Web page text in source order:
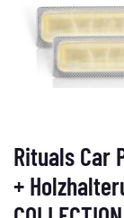
Rituals Car
+